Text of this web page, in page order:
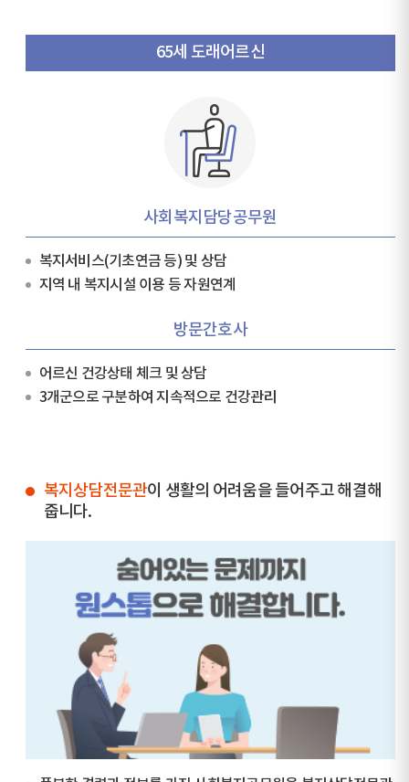
65세 도래어르신
사회복지담당공무원
복지서비스(기초연금 등) 및 상담
지역 내 복지시설 이용 등 자원연계
방문간호사
어르신 건강상태 체크 및 상담
3개군으로 구분하여 지속적으로 건강관리
복지상담전문관이 생활의 어려움을 들어주고 해결해
줍니다.